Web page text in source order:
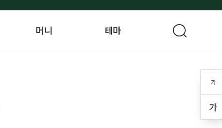
가
가
머니 테마